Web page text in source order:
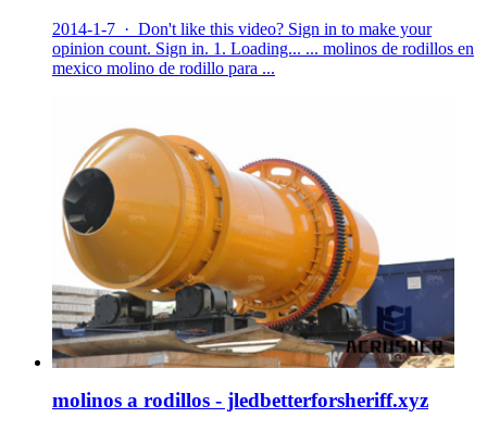
2014-1-7 · Don't like this video? Sign in to make your
opinion count. Sign in. 1. Loading... ... molinos de rodillos en
mexico molino de rodillo para ...
molinos a rodillos - jledbetterforsheriff.xyz